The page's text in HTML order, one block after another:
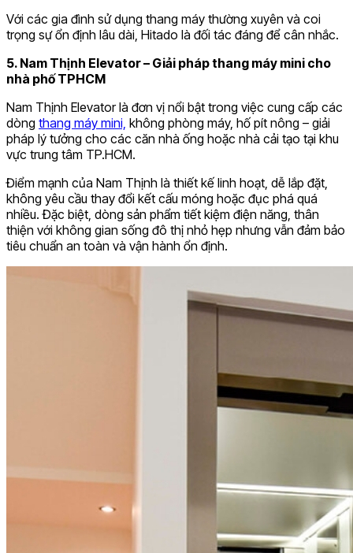
Với các gia đình sử dụng thang máy thường xuyên và coi
trọng sự ổn định lâu dài, Hitado là đối tác đáng để cân nhắc.
5. Nam Thịnh Elevator – Giải pháp thang máy mini cho
nhà phố TPHCM
Nam Thịnh Elevator là đơn vị nổi bật trong việc cung cấp các
dòng thang máy mini, không phòng máy, hố pít nông – giải
pháp lý tưởng cho các căn nhà ống hoặc nhà cải tạo tại khu
vực trung tâm TP.HCM.
Điểm mạnh của Nam Thịnh là thiết kế linh hoạt, dễ lắp đặt,
không yêu cầu thay đổi kết cấu móng hoặc đục phá quá
nhiều. Đặc biệt, dòng sản phẩm tiết kiệm điện năng, thân
thiện với không gian sống đô thị nhỏ hẹp nhưng vẫn đảm bảo
tiêu chuẩn an toàn và vận hành ổn định.